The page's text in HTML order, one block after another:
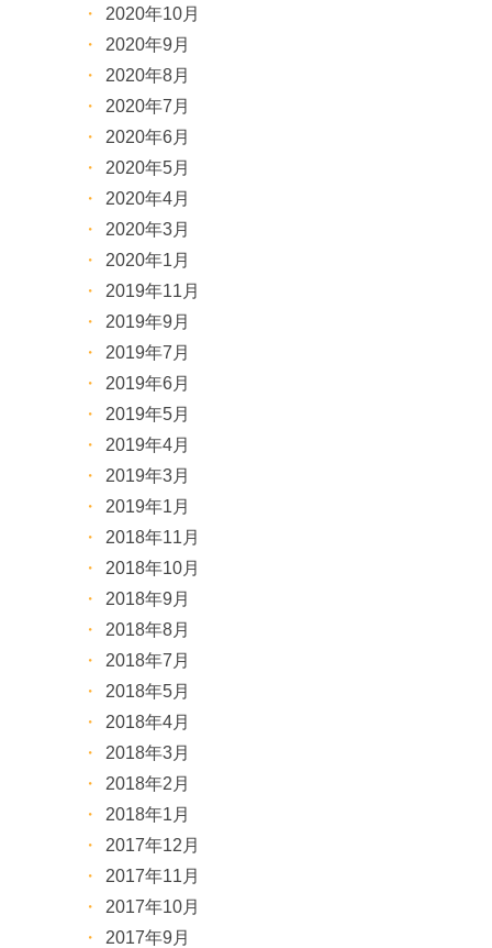
2020年10月
2020年9月
2020年8月
2020年7月
2020年6月
2020年5月
2020年4月
2020年3月
2020年1月
2019年11月
2019年9月
2019年7月
2019年6月
2019年5月
2019年4月
2019年3月
2019年1月
2018年11月
2018年10月
2018年9月
2018年8月
2018年7月
2018年5月
2018年4月
2018年3月
2018年2月
2018年1月
2017年12月
2017年11月
2017年10月
2017年9月